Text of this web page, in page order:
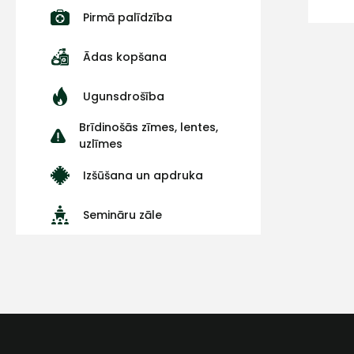
Pirmā palīdzība
Ādas kopšana
Ugunsdrošība
Brīdinošās zīmes, lentes,
uzlīmes
Izšūšana un apdruka
Semināru zāle